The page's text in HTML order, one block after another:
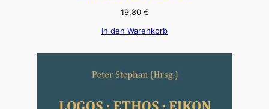
19,80 €
In den Warenkorb